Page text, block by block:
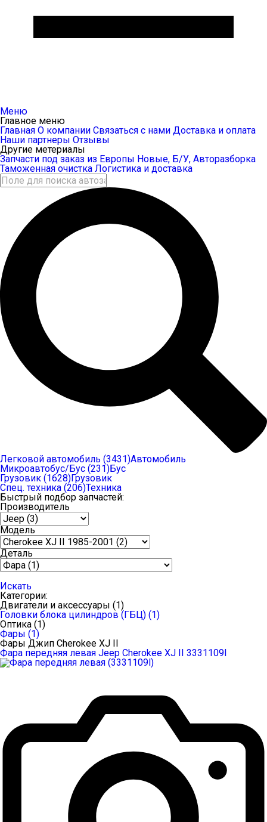
Меню
Главное меню
Главная О компании Связаться с нами Доставка и оплата
Наши партнеры Отзывы
Другие метериалы
Запчасти под заказ из Европы Новые, Б/У, Авторазборка
Таможенная очистка Логистика и доставка
Легковой автомобиль (3431)Автомобиль
Микроавтобус/Бус (231)Бус
Грузовик (1628)Грузовик
Спец. техника (206)Техника
Быстрый подбор запчастей:
Производитель
Модель
Деталь
Искать
Категории:
Двигатели и аксессуары (1)
Головки блока цилиндров (ГБЦ) (1)
Оптика (1)
Фары (1)
Фары Джип Cherokee XJ II
Фара передняя левая Jeep Cherokee XJ II 3331109l